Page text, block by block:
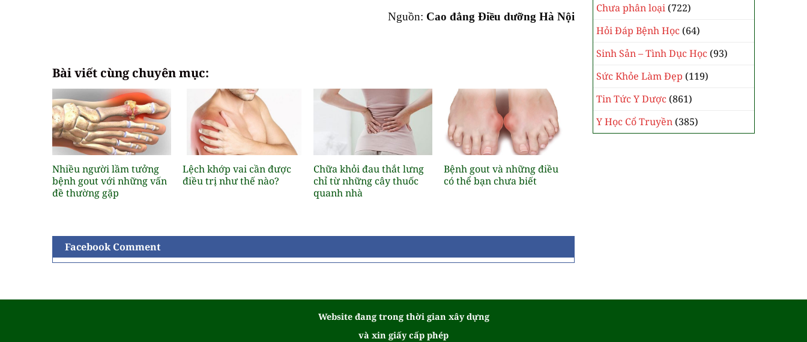
Nguồn: Cao đẳng Điều dưỡng Hà Nội
Bài viết cùng chuyên mục:
Nhiều người lầm tưởng
bệnh gout với những vấn
đề thường gặp
Lệch khớp vai cần được
điều trị như thế nào?
Chữa khỏi đau thắt lưng
chỉ từ những cây thuốc
quanh nhà
Bệnh gout và những điều
có thể bạn chưa biết
Facebook Comment
Chưa phân loại (722)
Hỏi Đáp Bệnh Học (64)
Sinh Sản – Tình Dục Học (93)
Sức Khỏe Làm Đẹp (119)
Tin Tức Y Dược (861)
Y Học Cổ Truyền (385)
Website đang trong thời gian xây dựng
và xin giấy cấp phép